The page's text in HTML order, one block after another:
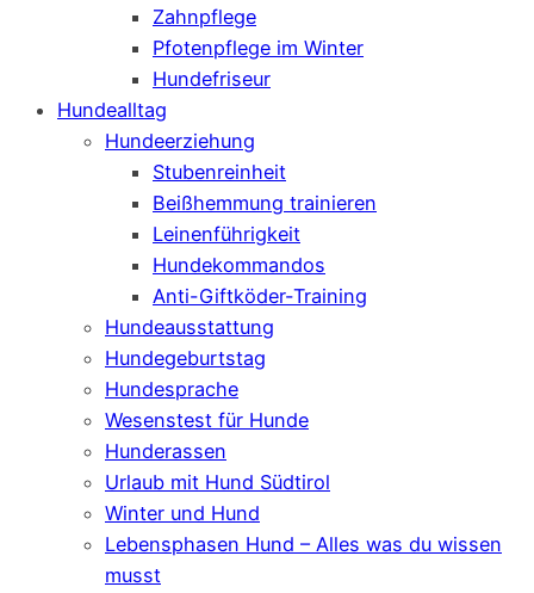
Zahnpflege
Pfotenpflege im Winter
Hundefriseur
Hundealltag
Hundeerziehung
Stubenreinheit
Beißhemmung trainieren
Leinenführigkeit
Hundekommandos
Anti-Giftköder-Training
Hundeausstattung
Hundegeburtstag
Hundesprache
Wesenstest für Hunde
Hunderassen
Urlaub mit Hund Südtirol
Winter und Hund
Lebensphasen Hund – Alles was du wissen
musst